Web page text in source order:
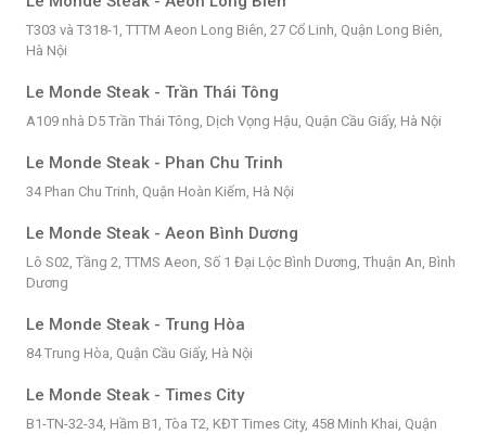
T303 và T318-1, TTTM Aeon Long Biên, 27 Cổ Linh, Quận Long Biên,
Hà Nội
Le Monde Steak - Trần Thái Tông
A109 nhà D5 Trần Thái Tông, Dịch Vọng Hậu, Quận Cầu Giấy, Hà Nội
Le Monde Steak - Phan Chu Trinh
34 Phan Chu Trinh, Quận Hoàn Kiếm, Hà Nội
Le Monde Steak - Aeon Bình Dương
Lô S02, Tầng 2, TTMS Aeon, Số 1 Đại Lộc Bình Dương, Thuận An, Bình
Dương
Le Monde Steak - Trung Hòa
84 Trung Hòa, Quận Cầu Giấy, Hà Nội
Le Monde Steak - Times City
B1-TN-32-34, Hầm B1, Tòa T2, KĐT Times City, 458 Minh Khai, Quận